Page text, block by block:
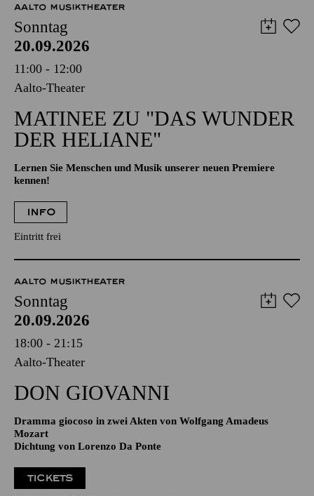
AALTO MUSIKTHEATER
Sonntag
20.09.2026
11:00 - 12:00
Aalto-Theater
MATINEE ZU "DAS WUNDER
DER HELIANE"
Lernen Sie Menschen und Musik unserer neuen Premiere
kennen!
INFO
Eintritt frei
AALTO MUSIKTHEATER
Sonntag
20.09.2026
18:00 - 21:15
Aalto-Theater
DON GIO­VANNI
Dramma giocoso in zwei Akten von Wolfgang Amadeus
Mozart
Dichtung von Lorenzo Da Ponte
TICKETS